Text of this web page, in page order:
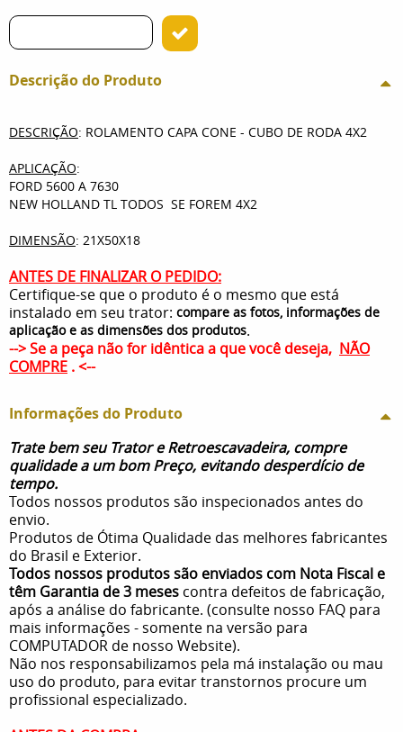
Descrição do Produto
DESCRIÇÃO: ROLAMENTO CAPA CONE - CUBO DE RODA 4X2
APLICAÇÃO:
FORD 5600 A 7630
NEW HOLLAND TL TODOS SE FOREM 4X2
DIMENSÃO: 21X50X18
ANTES DE FINALIZAR O PEDIDO:
Certifique-se que o produto é o mesmo que está
instalado em seu trator: compare as fotos, informações de
aplicação e as dimensões dos produtos.
--> Se a peça não for idêntica a que você deseja, NÃO
COMPRE . <--
Informações do Produto
Trate bem seu Trator e Retroescavadeira, compre
qualidade a um bom Preço, evitando desperdício de
tempo.
Todos nossos produtos são inspecionados antes do
envio.
Produtos de Ótima Qualidade das melhores fabricantes
do Brasil e Exterior.
Todos nossos produtos são enviados com Nota Fiscal e
têm Garantia de 3 meses contra defeitos de fabricação,
após a análise do fabricante. (consulte nosso FAQ para
mais informações - somente na versão para
COMPUTADOR de nosso Website).
Não nos responsabilizamos pela má instalação ou mau
uso do produto, para evitar transtornos procure um
profissional especializado.